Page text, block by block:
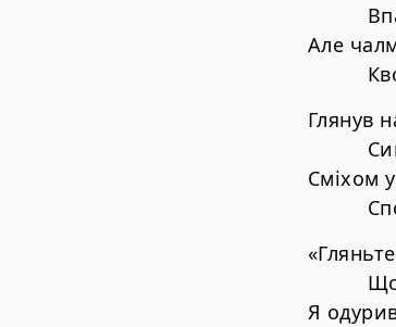
Впав,
Але
Глянув
Сміхом
Що
Я